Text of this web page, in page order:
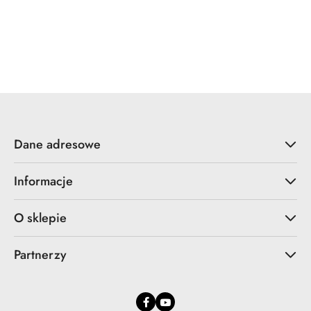
Dane adresowe
Informacje
O sklepie
Partnerzy